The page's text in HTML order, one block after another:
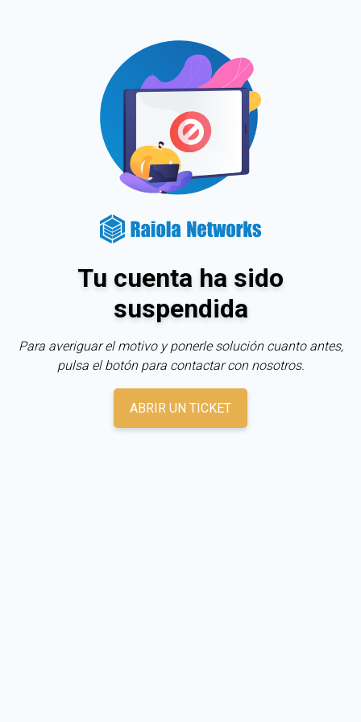
Tu cuenta ha sido
suspendida
Para averiguar el motivo y ponerle solución cuanto antes,
pulsa el botón para contactar con nosotros.
ABRIR UN TICKET